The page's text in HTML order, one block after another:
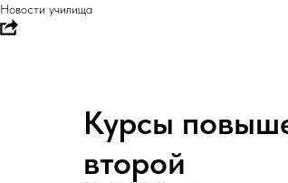
Новости училища
Курсы
второй